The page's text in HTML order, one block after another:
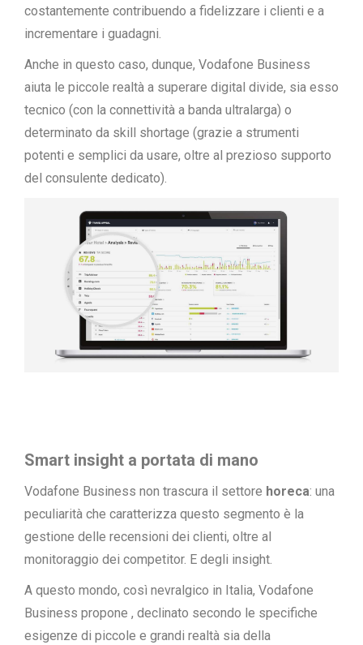
costantemente contribuendo a fidelizzare i clienti e a
incrementare i guadagni.
Anche in questo caso, dunque, Vodafone Business
aiuta le piccole realtà a superare digital divide, sia esso
tecnico (con la connettività a banda ultralarga) o
determinato da skill shortage (grazie a strumenti
potenti e semplici da usare, oltre al prezioso supporto
del consulente dedicato).
Smart insight a portata di mano
Vodafone Business non trascura il settore horeca: una
peculiarità che caratterizza questo segmento è la
gestione delle recensioni dei clienti, oltre al
monitoraggio dei competitor. E degli insight.
A questo mondo, così nevralgico in Italia, Vodafone
Business propone , declinato secondo le specifiche
esigenze di piccole e grandi realtà sia della